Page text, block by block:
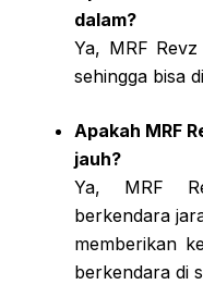
dalam?
Ya, MRF
sehingga bisa
Apakah MRF
jauh?
Ya, MRF
berkendara
memberikan
berkendara di